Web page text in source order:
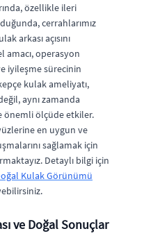
özellikle ileri
cerrahlarımız
arkası açısını
amacı, operasyon
iyileşme sürecinin
kulak ameliyatı,
aynı zamanda
önemli ölçüde etkiler.
en uygun ve
sağlamak için
Detaylı bilgi için
Kulak Görünümü
ve Doğal Sonuçlar